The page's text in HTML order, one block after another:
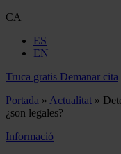
CA
ES
EN
Truca gratis Demanar cita
Portada » Actualitat »
¿son legales?
Informació